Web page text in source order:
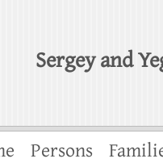
Sergey and
Persons